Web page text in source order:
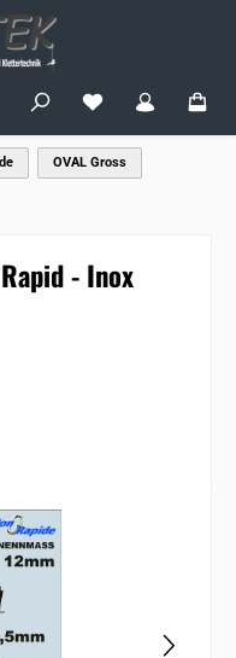
Du hast 0
OVAL Gross
- Inox